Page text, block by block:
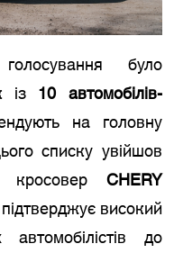
було
із 10 автомобілів-
на головну
списку увійшов
кросовер CHERY
високий
автомобілістів до